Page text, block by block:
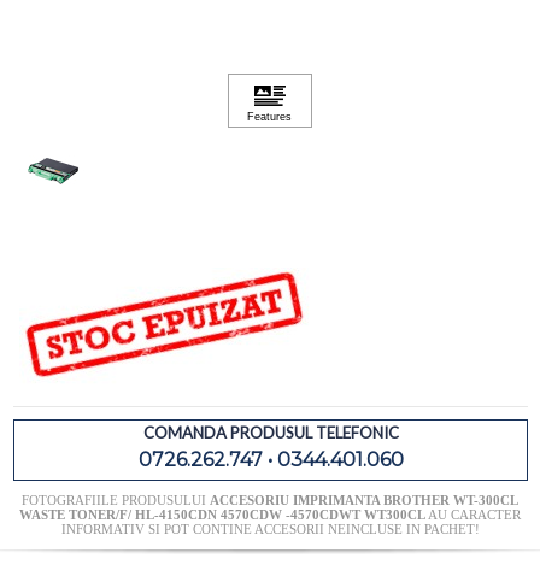
COMANDA PRODUSUL TELEFONIC
0726.262.747 • 0344.401.060
FOTOGRAFIILE PRODUSULUI ACCESORIU IMPRIMANTA BROTHER WT-300CL
WASTE TONER/F/ HL-4150CDN 4570CDW -4570CDWT WT300CL AU CARACTER
INFORMATIV SI POT CONTINE ACCESORII NEINCLUSE IN PACHET!